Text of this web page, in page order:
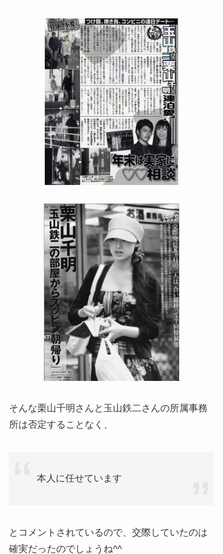
そんな栗山千明さんと玉山鉄二さんの所属事務
所は否定することなく、
本人に任せています
とコメントされているので、交際していたのは
確実だったのでしょうね^^